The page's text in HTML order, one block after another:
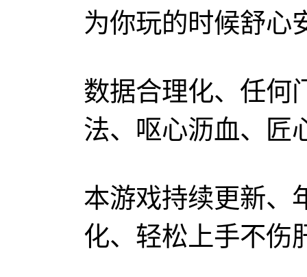
为你玩的时候舒心
数据合理化、任何
法、呕心沥血、匠
本游戏持续更新、
化、轻松上手不伤